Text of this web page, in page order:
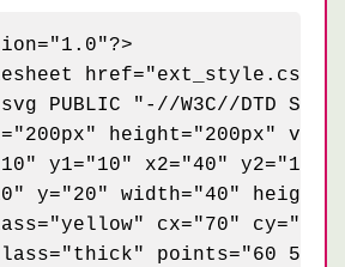
href="ext_style.css"
svg PUBLIC "-//W3C//DTD
height="200px"
y1="10" x2="40" y2="10"
y="20" width="40"
cx="70"
points="60 50,